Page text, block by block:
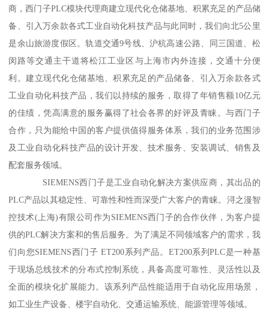
商，西门子PLC模块代理商建立现代化仓储基地、积累充足的产品储
备、引入万余款各式工业自动化科技产品与此同时，我们向北5公里
是余山旅游度假区。轨道交通9号线、沪杭高速公路、同三国道、松
闵路等交通主干道将松江工业区与上海市内外连接，交通十分便
利。建立现代化仓储基地、积累充足的产品储备、引入万余款各式
工业自动化科技产品，我们以持续的服务，取得了年销售额10亿元
的佳绩，凭高满意的服务赢得了社会各界的好评及青睐。与西门子
合作，只为能给中国的客户提供值得服务体系，我们的业务范围涉
及工业自动化科技产品的设计开发、技术服务、安装调试、销售及
配套服务领域。
SIEMENS西门子是工业自动化解决方案供应商，其出品的
PLC产品以其稳定性、可靠性和性而深受广大客户的青睐。浔之漫智
控技术(上海)有限公司作为SIEMENS西门子的合作伙伴，为客户提
供的PLC解决方案和的售后服务。为了满足不同领域客户的需求，我
们向您SIEMENS西门子 ET200系列产品。ET200系列PLC是一种基
于现场总线技术的分布式控制系统，具备高度可靠性、灵活性以及
全面的模块化扩展能力。该系列产品性能适用于自动化应用场景，
如工业生产设备、楼宇自动化、交通运输系统、能源管理等领域。